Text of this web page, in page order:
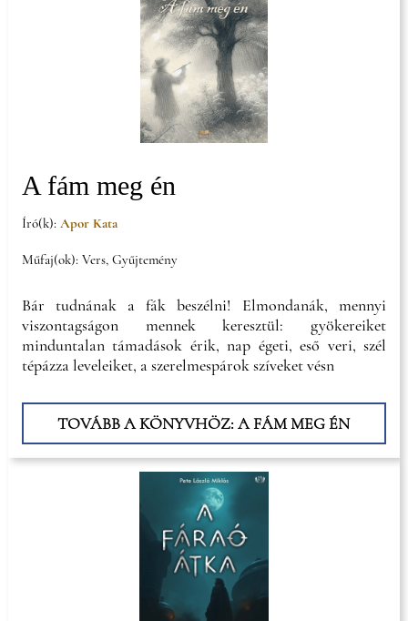
A fám meg én
Író(k): Apor Kata
Műfaj(ok): Vers, Gyűjtemény
Bár tudnának a fák beszélni! Elmondanák, mennyi
viszontagságon mennek keresztül: gyökereiket
minduntalan támadások érik, nap égeti, eső veri, szél
tépázza leveleiket, a szerelmespárok szíveket vésn
TOVÁBB A KÖNYVHÖZ: A FÁM MEG ÉN